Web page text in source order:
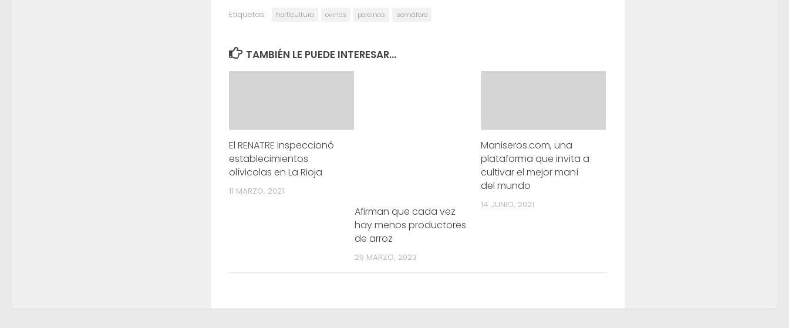
Etiquetas: hortícultura ovinos porcinos semáforo
TAMBIÉN LE PUEDE INTERESAR...
El RENATRE inspeccionó
establecimientos
olívicolas en La Rioja
11 MARZO, 2021
Afirman que cada vez
hay menos productores
de arroz
29 MARZO, 2023
Maniseros.com, una
plataforma que invita a
cultivar el mejor maní
del mundo
14 JUNIO, 2021